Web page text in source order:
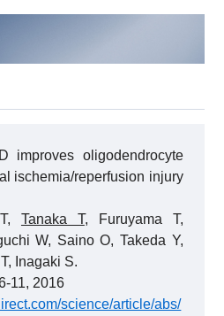
improves oligodendrocyte
ischemia/reperfusion injury
Tanaka T, Furuyama T,
W, Saino O, Takeda Y,
Inagaki S.
11, 2016
science/article/abs/